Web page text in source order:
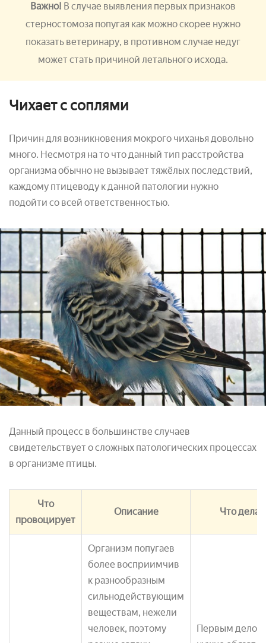
Важно! В случае выявления первых признаков
стерностомоза попугая как можно скорее нужно
показать ветеринару, в противном случае недуг
может стать причиной летального исхода.
Чихает с соплями
Причин для возникновения мокрого чиханья довольно
много. Несмотря на то что данный тип расстройства
организма обычно не вызывает тяжёлых последствий,
каждому птицеводу к данной патологии нужно
подойти со всей ответственностью.
Данный процесс в большинстве случаев
свидетельствует о сложных патологических процессах
в организме птицы.
Что
провоцирует
Описание Что
Организм попугаев
более восприимчив
к разнообразным
сильнодействующим
веществам, нежели
человек, поэтому
Первым делом